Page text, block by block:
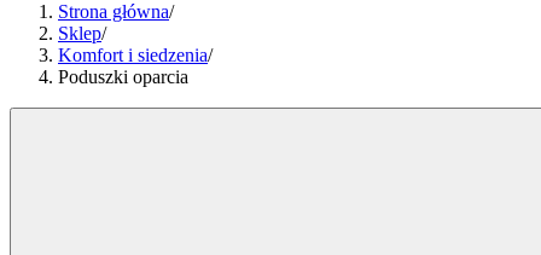
Strona główna/
Sklep/
Komfort i siedzenia/
Poduszki oparcia